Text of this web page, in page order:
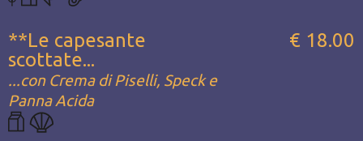
**Le capesante
scottate...
...con Crema di Piselli, Speck e
Panna Acida
€ 18.00